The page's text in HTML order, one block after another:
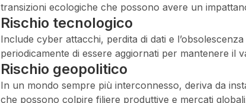
transizioni ecologiche che possono avere un
Rischio tecnologico
Include cyber attacchi, perdita di dati e
periodicamente di essere aggiornati per mantenere il
Rischio geopolitico
In un mondo sempre più interconnesso, deriva da
che possono colpire filiere produttive e mercati